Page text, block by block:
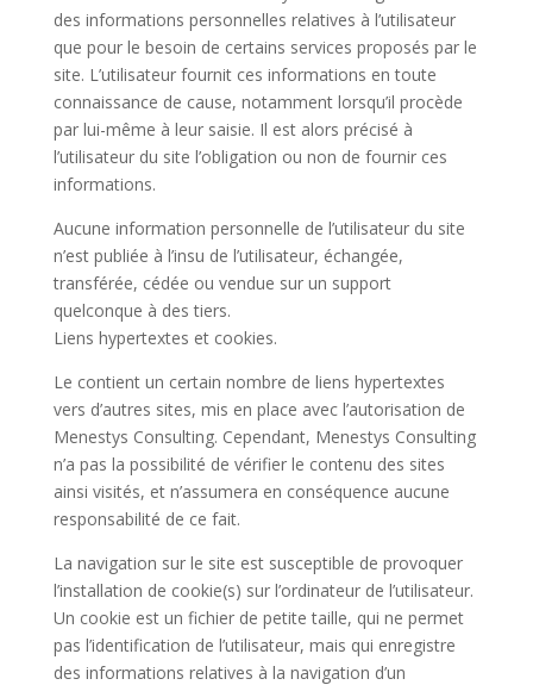
des informations personnelles relatives à l’utilisateur
que pour le besoin de certains services proposés par le
site. L’utilisateur fournit ces informations en toute
connaissance de cause, notamment lorsqu’il procède
par lui-même à leur saisie. Il est alors précisé à
l’utilisateur du site l’obligation ou non de fournir ces
informations.
Aucune information personnelle de l’utilisateur du site
n’est publiée à l’insu de l’utilisateur, échangée,
transférée, cédée ou vendue sur un support
quelconque à des tiers.
Liens hypertextes et cookies.
Le contient un certain nombre de liens hypertextes
vers d’autres sites, mis en place avec l’autorisation de
Menestys Consulting. Cependant, Menestys Consulting
n’a pas la possibilité de vérifier le contenu des sites
ainsi visités, et n’assumera en conséquence aucune
responsabilité de ce fait.
La navigation sur le site est susceptible de provoquer
l’installation de cookie(s) sur l’ordinateur de l’utilisateur.
Un cookie est un fichier de petite taille, qui ne permet
pas l’identification de l’utilisateur, mais qui enregistre
des informations relatives à la navigation d’un